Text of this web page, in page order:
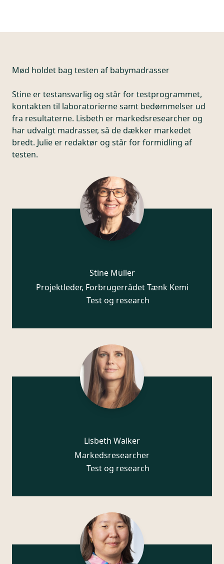
Mød holdet bag testen af babymadrasser
Stine er testansvarlig og står for testprogrammet,
kontakten til laboratorierne samt bedømmelser ud
fra resultaterne. Lisbeth er markedsresearcher og
har udvalgt madrasser, så de dækker markedet
bredt. Julie er redaktør og står for formidling af
testen.
Stine Müller
Projektleder, Forbrugerrådet Tænk Kemi
Test og research
Lisbeth Walker
Markedsresearcher
Test og research